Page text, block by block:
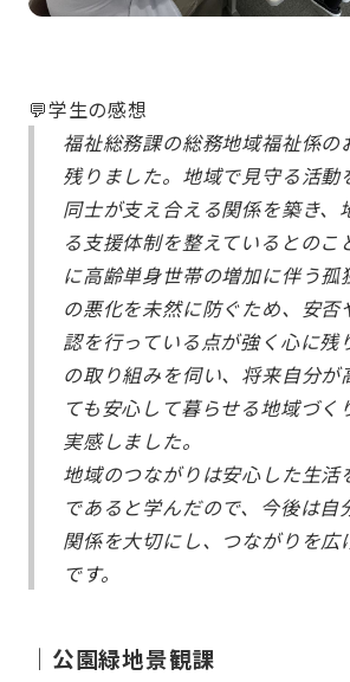
💬学生の感想
福祉総務課の総務地域福祉係の
残りました。地域で見守る活動
同士が支え合える関係を築き、
る支援体制を整えているとのこ
に高齢単身世帯の増加に伴う孤
の悪化を未然に防ぐため、安否
認を行っている点が強く心に残
の取り組みを伺い、将来自分が
ても安心して暮らせる地域づく
実感しました。
地域のつながりは安心した生活
であると学んだので、今後は自
関係を大切にし、つながりを広
です。
｜公園緑地景観課